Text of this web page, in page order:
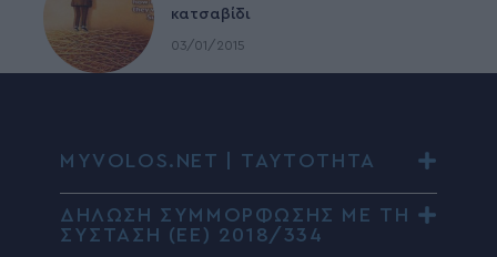
κατσαβίδι
03/01/2015
MYVOLOS.NET | ΤΑΥΤΟΤΗΤΑ
ΔΗΛΩΣΗ ΣΥΜΜΟΡΦΩΣΗΣ ΜΕ ΤΗ
ΣΥΣΤΑΣΗ (ΕΕ) 2018/334